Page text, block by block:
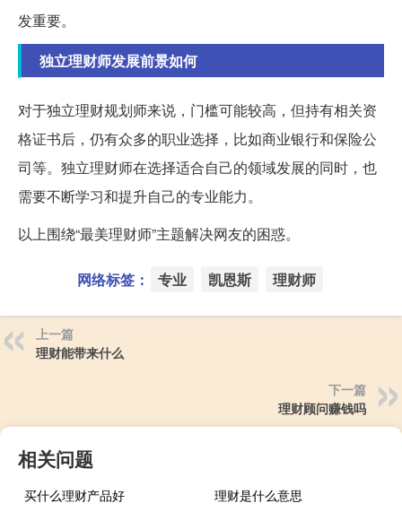
发重要。
独立理财师发展前景如何
对于独立理财规划师来说，门槛可能较高，但持有相关资
格证书后，仍有众多的职业选择，比如商业银行和保险公
司等。独立理财师在选择适合自己的领域发展的同时，也
需要不断学习和提升自己的专业能力。
以上围绕“最美理财师”主题解决网友的困惑。
网络标签： 专业 凯恩斯 理财师
上一篇
理财能带来什么
下一篇
理财顾问赚钱吗
相关问题
买什么理财产品好
理财是什么意思